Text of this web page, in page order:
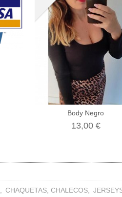
Body Negro
13,00 €
CHAQUETAS, CHALECOS